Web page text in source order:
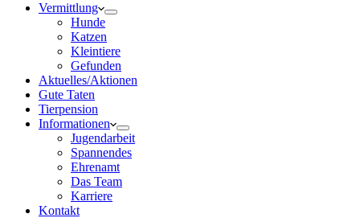
Vermittlung
Hunde
Katzen
Kleintiere
Gefunden
Aktuelles/Aktionen
Gute Taten
Tierpension
Informationen
Jugendarbeit
Spannendes
Ehrenamt
Das Team
Karriere
Kontakt